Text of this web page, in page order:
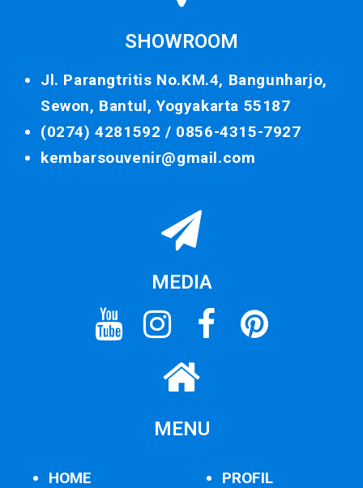
SHOWROOM
Jl. Parangtritis No.KM.4, Bangunharjo,
Sewon, Bantul, Yogyakarta 55187
(0274) 4281592 / 0856-4315-7927
kembarsouvenir@gmail.com
MEDIA
MENU
HOME PROFIL